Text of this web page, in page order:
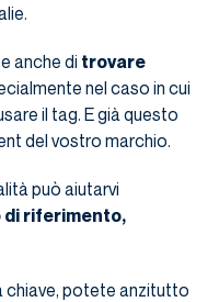
anche di trovare
nel caso in cui
il tag. E già questo
del vostro marchio.
può aiutarvi
di riferimento,
chiave, potete anzitutto